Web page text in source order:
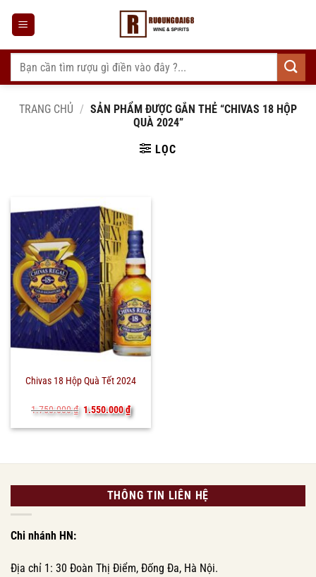
dung
Tìm
kiếm:
TRANG CHỦ / SẢN PHẨM ĐƯỢC GẮN THẺ “CHIVAS 18 HỘP
QUÀ 2024”
LỌC
Chivas 18 Hộp Quà Tết 2024
1.750.000₫ Giá
gốc
là:
1.550.000₫Giá
hiện
tại
THÔNG TIN LIÊN HỆ
Chi nhánh HN:
Địa chỉ 1: 30 Đoàn Thị Điểm, Đống Đa, Hà Nội.